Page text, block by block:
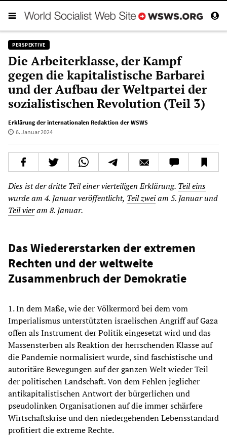
PERSPEKTIVE
Die Arbeiterklasse, der Kampf
gegen die kapitalistische Barbarei
und der Aufbau der Weltpartei der
sozialistischen Revolution (Teil 3)
Erklärung der internationalen Redaktion der WSWS
6. Januar 2024
Dies ist der dritte Teil einer vierteiligen Erklärung. Teil eins
wurde am 4. Januar veröffentlicht, Teil zweiam 5. Januar und
Teil vieram 8. Januar.
Das Wiedererstarken der extremen
Rechten und der weltweite
Zusammenbruch der Demokratie
1. In dem Maße, wie der Völkermord bei dem vom
Imperialismus unterstützten israelischen Angriff auf Gaza
offen als Instrument der Politik eingesetzt wird und das
Massensterben als Reaktion der herrschenden Klasse auf
die Pandemie normalisiert wurde, sind faschistische und
autoritäre Bewegungen auf der ganzen Welt wieder Teil
der politischen Landschaft. Von dem Fehlen jeglicher
antikapitalistischen Antwort der bürgerlichen und
pseudolinken Organisationen auf die immer schärfere
Wirtschaftskrise und den niedergehenden Lebensstandard
profitiert die extreme Rechte.